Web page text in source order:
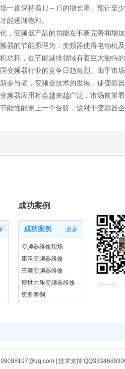
直保持着12～15的增长率，预计至
能逐渐饱和。
变频器产品的功能在不断完善和增
器的节能原理为：变频器使得电动机
功耗，在节能减排领域有着巨大独特
频器行业的竞争日趋激烈。由于市场
参与者，变频器技术的发展，使变频
频器应用将会越来越广泛，市场前景
能性能更上一个台阶，这对于变频器
成功案例 更多
变频器维修现场
康沃变频器维修
三菱变频器维修
博世力乐变频器维修
更多案例
成功案例
扫一扫，
| 技术支持